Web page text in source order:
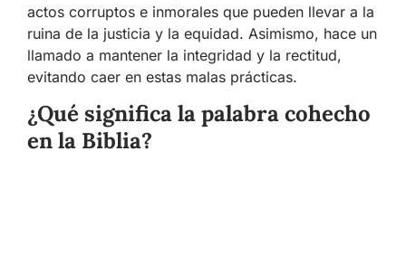
actos corruptos e inmorales que pueden llevar a la
ruina de la justicia y la equidad. Asimismo, hace un
llamado a mantener la integridad y la rectitud,
evitando caer en estas malas prácticas.
¿Qué significa la palabra cohecho
en la Biblia?